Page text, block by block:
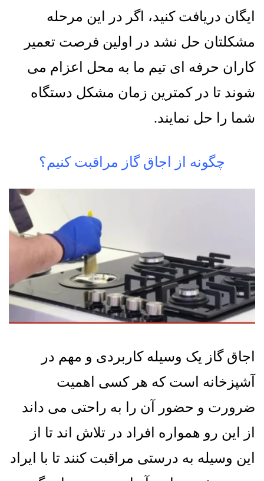
ایگان دریافت کنید، اگر در این مرحله
مشکلتان حل نشد در اولین فرصت تعمیر
کاران حرفه ای تیم ما به محل اعزام می
شوند تا در کمترین زمان مشکل دستگاه
شما را حل نمایند.
چگونه از اجاق گاز مراقبت کنیم؟
اجاق گاز یک وسیله کاربردی و مهم در
آشپزخانه است که هر کسی اهمیت
ضرورت و حضور آن را به راحتی می داند
از این رو همواره افراد در تلاش اند تا از
این وسیله به درستی مراقبت کنند تا با ایراد